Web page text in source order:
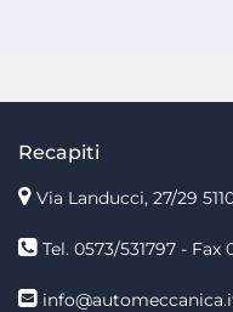
Recapiti
Via Landucci, 27/29
Tel. 0573/531797 - Fax